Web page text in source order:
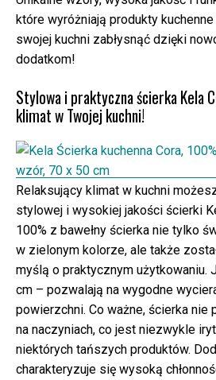
które wyróżniają produkty
swojej kuchni zabłysnąć dzięki
dodatkom!
Stylowa i praktyczna ścierka Kela
klimat w Twojej kuchni!
Relaksujący klimat w kuchni
stylowej i wysokiej jakości ścierki
100% z bawełny ścierka nie tylko
w zielonym kolorze, ale także
myślą o praktycznym użytkowaniu.
cm – pozwalają na wygodne
powierzchni. Co ważne, ścierka nie
na naczyniach, co jest niezwykle
niektórych tańszych produktów.
charakteryzuje się wysoką